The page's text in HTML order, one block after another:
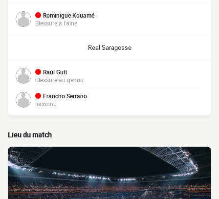
Rominigue Kouamé
Blessure à l'aine
Real Saragosse
Raúl Guti
Blessure au genou
Francho Serrano
Inconnu
Lieu du match